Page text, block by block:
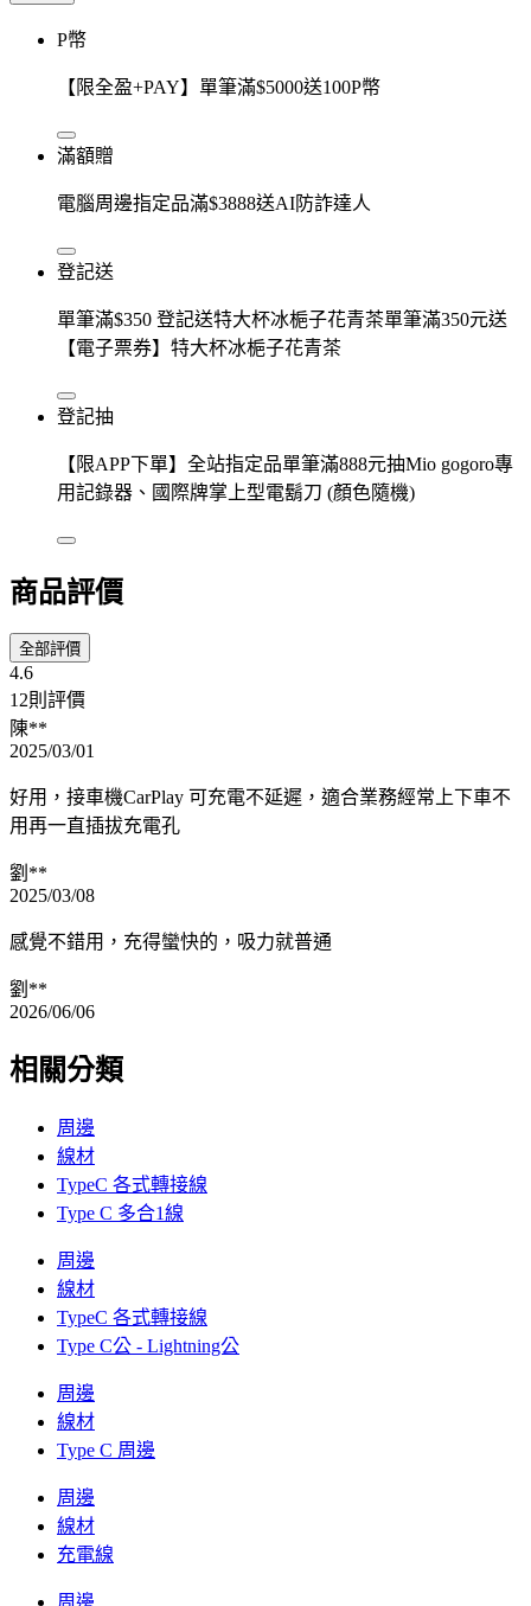
P幣
【限全盈+PAY】單筆滿$5000送100P幣
滿額贈
電腦周邊指定品滿$3888送AI防詐達人
登記送
單筆滿$350 登記送特大杯冰梔子花青茶單筆滿350元送
【電子票券】特大杯冰梔子花青茶
登記抽
【限APP下單】全站指定品單筆滿888元抽Mio gogoro專
用記錄器、國際牌掌上型電鬍刀 (顏色隨機)
商品評價
全部評價
4.6
12則評價
陳**
2025/03/01
好用，接車機CarPlay 可充電不延遲，適合業務經常上下車不
用再一直插拔充電孔
劉**
2025/03/08
感覺不錯用，充得蠻快的，吸力就普通
劉**
2026/06/06
相關分類
周邊
線材
TypeC 各式轉接線
Type C 多合1線
周邊
線材
TypeC 各式轉接線
Type C公 - Lightning公
周邊
線材
Type C 周邊
周邊
線材
充電線